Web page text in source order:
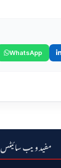
WhatsApp
مفید ویب سائیٹس